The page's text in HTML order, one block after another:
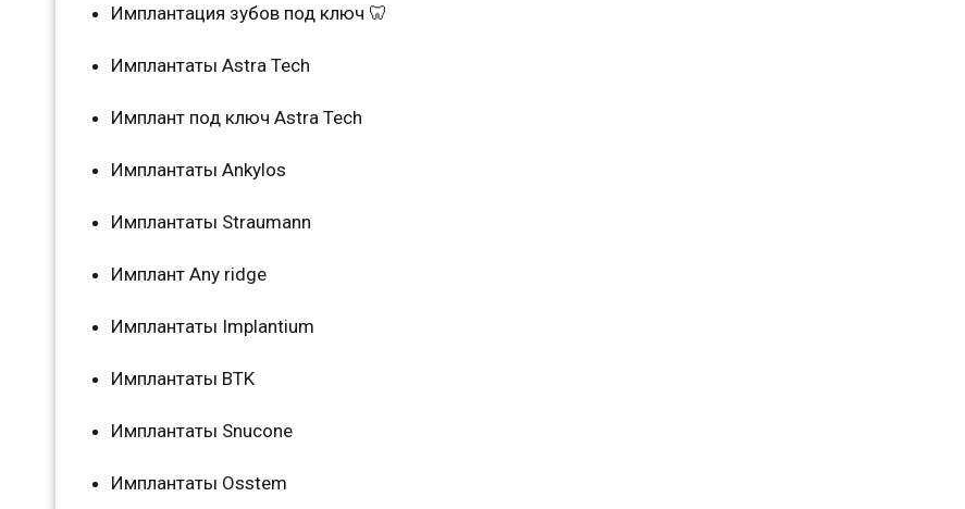
Имплантация зубов под ключ 🦷
Имплантаты Astra Tech
Имплант под ключ Astra Tech
Имплантаты Ankylos
Имплантаты Straumann
Имплант Any ridge
Имплантаты Implantium
Имплантаты BTK
Имплантаты Snucone
Имплантаты Osstem